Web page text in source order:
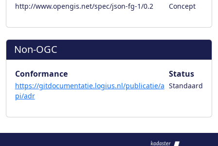
http://www.opengis.net/spec/json-fg-1/0.2 Concept
Non-OGC
Conformance Status
https://gitdocumentatie.logius.nl/publicatie/a
pi/adr
Standaard